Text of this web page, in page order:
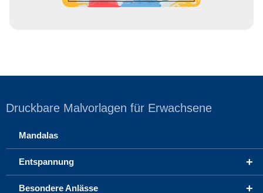
Druckbare Malvorlagen für Erwachsene
Mandalas
+
Entspannung
+
Besondere Anlässe